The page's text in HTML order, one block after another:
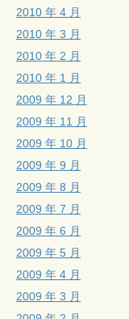
2010 年 4 月
2010 年 3 月
2010 年 2 月
2010 年 1 月
2009 年 12 月
2009 年 11 月
2009 年 10 月
2009 年 9 月
2009 年 8 月
2009 年 7 月
2009 年 6 月
2009 年 5 月
2009 年 4 月
2009 年 3 月